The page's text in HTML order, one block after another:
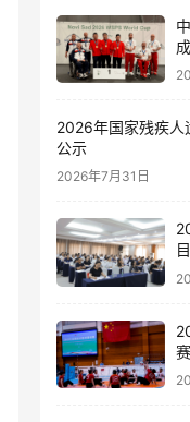
务
2026年国家残疾人
公示
2026年7月31日